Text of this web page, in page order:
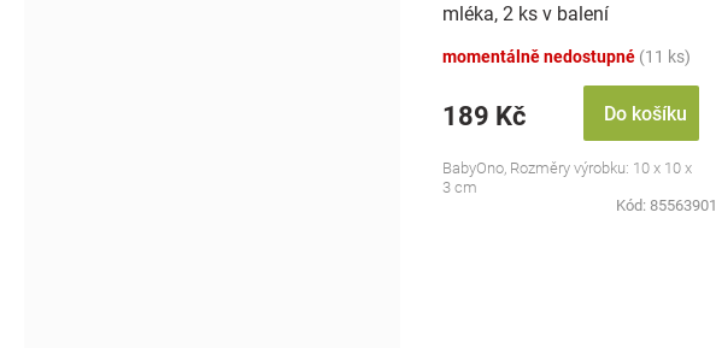
mléka, 2 ks v balení
momentálně nedostupné (11 ks)
189 Kč Do košíku
BabyOno, Rozměry výrobku: 10 x 10 x
3 cm
Kód: 85563901